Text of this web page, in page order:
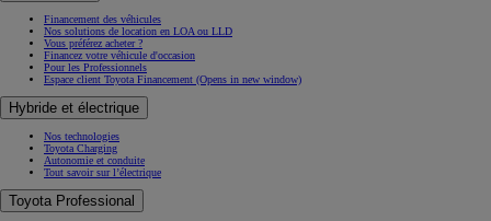
Financement des véhicules
Nos solutions de location en LOA ou LLD
Vous préférez acheter ?
Financez votre véhicule d'occasion
Pour les Professionnels
Espace client Toyota Financement (Opens in new window)
Hybride et électrique
Nos technologies
Toyota Charging
Autonomie et conduite
Tout savoir sur l’électrique
Toyota Professional